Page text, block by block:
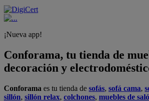
¡Nueva app!
Conforama, tu tienda de
decoración y
Conforama es tu tienda de sofás, sofá cama,
sillón, sillón relax, colchones, muebles de